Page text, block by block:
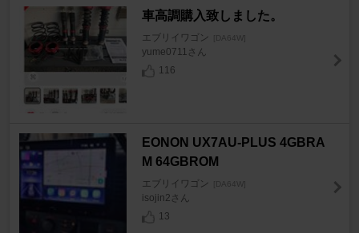
車高調購入致しました。
エブリイワゴン [DA64W]
yume0711さん
116
EONON UX7AU-PLUS 4GBRA
M 64GBROM
エブリイワゴン [DA64W]
isojin2さん
13